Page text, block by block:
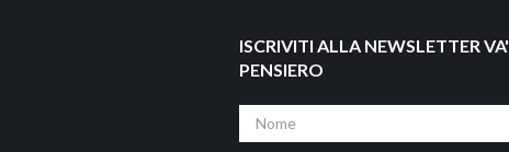
ISCRIVITI ALLA NEWSLETTER VA'
PENSIERO
Nome